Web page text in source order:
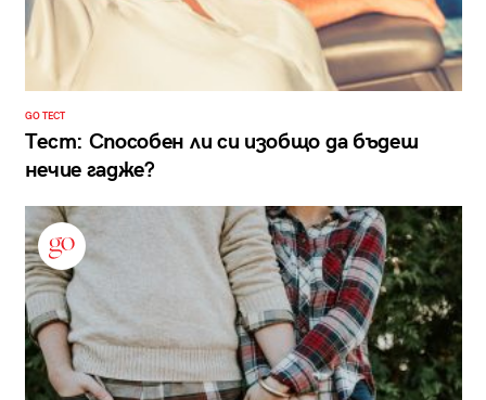
GO ТЕСТ
Тест: Способен ли си изобщо да бъдеш
нечие гадже?